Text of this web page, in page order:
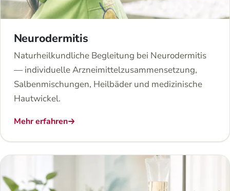
Neurodermitis
Naturheilkundliche Begleitung bei Neurodermitis
— individuelle Arzneimittelzusammensetzung,
Salbenmischungen, Heilbäder und medizinische
Hautwickel.
Mehr erfahren